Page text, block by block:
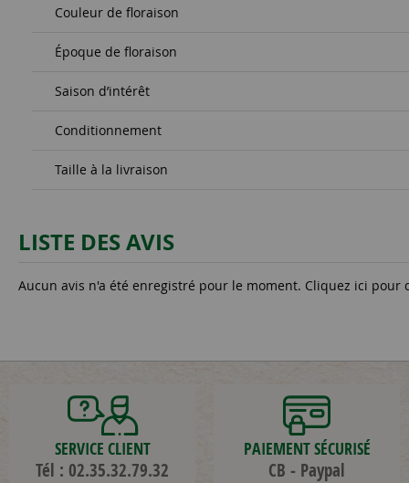
Couleur de floraison
Époque de floraison
Saison d’intérêt
Conditionnement
Taille à la livraison
LISTE DES AVIS
Aucun avis n'a été enregistré pour le moment. Cliquez ici pour
SERVICE CLIENT
Tél : 02.35.32.79.32
PAIEMENT SÉCURISÉ
CB - Paypal